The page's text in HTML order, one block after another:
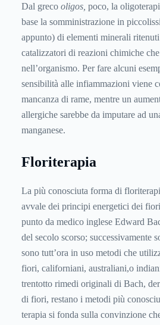
Dal greco oligos, poco, la
base la somministrazione in
appunto) di elementi minerali
catalizzatori di reazioni chimiche
nell’organismo. Per fare alcuni
sensibilità alle infiammazioni viene
mancanza di rame, mentre un
allergiche sarebbe da imputare ad
manganese.
Floriterapia
La più conosciuta forma di
avvale dei principi energetici dei
punto da medico inglese Edward
del secolo scorso; successivamente
sono tutt’ora in uso metodi che
fiori, californiani, australiani,o
trentotto rimedi originali di Bach,
di fiori, restano i metodi più
terapia si fonda sulla convinzione